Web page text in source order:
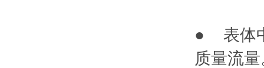
● 表体
质量流